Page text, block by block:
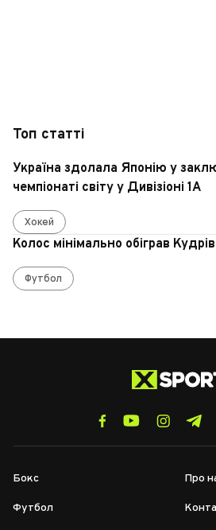
Топ статті
Україна здолала Японію у
чемпіонаті світу у Дивізіоні 1А
Хокей
Колос мінімально обіграв
Футбол
Бокс
Футбол
Про